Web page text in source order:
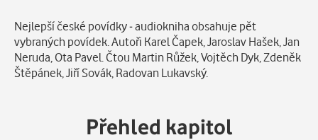
Popis
Nejlepší české povídky - audiokniha obsahuje pět
vybraných povídek. Autoři Karel Čapek, Jaroslav Hašek, Jan
Neruda, Ota Pavel. Čtou Martin Růžek, Vojtěch Dyk, Zdeněk
Štěpánek, Jiří Sovák, Radovan Lukavský.
Přehled kapitol